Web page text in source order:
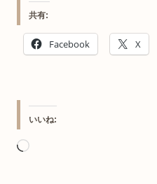
共有:
Facebook X
いいね:
読